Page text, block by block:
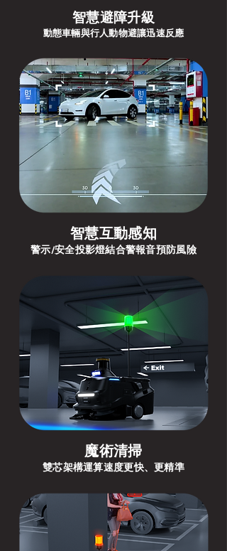
智慧避障升級
動態車輛與行人動物避讓迅速反應
智慧互動感知
警示/安全投影燈結合警報音預防風險
魔術清掃
雙芯架構運算速度更快、更精準